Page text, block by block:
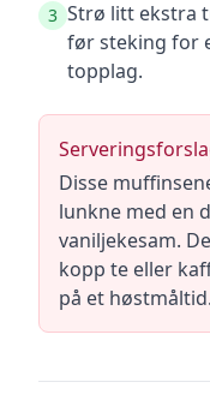
3 Strø litt ekstra
før steking for
topplag.
Disse
lunkne med en
vaniljekesam.
kopp te eller
på et høstmåltid.